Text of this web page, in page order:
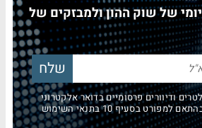
של שוק ההון ולמבזקים של
ודיוורים פרסומיים בדואר אלקטרוני
בסעיף 10 בתנאי השימוש